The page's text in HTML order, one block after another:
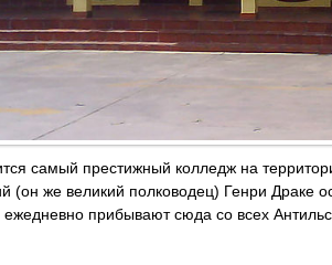
самый престижный колледж на
(он же великий полководец) Генри Драке
ежедневно прибывают сюда со всех